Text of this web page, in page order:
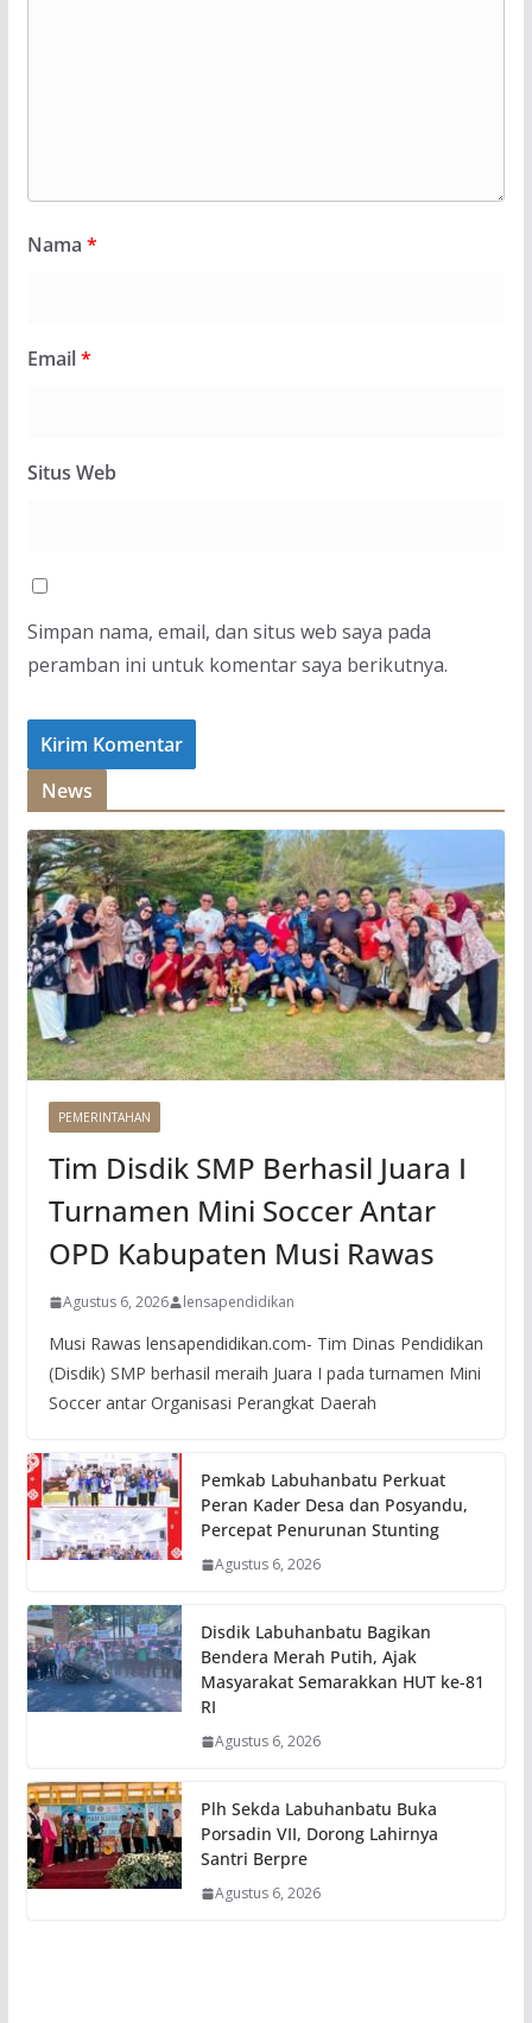
Nama *
Email*
Situs Web
Simpan nama, email, dan situs web saya pada
peramban ini untuk komentar saya berikutnya.
News
PEMERINTAHAN
Tim Disdik SMP Berhasil Juara I
Turnamen Mini Soccer Antar
OPD Kabupaten Musi Rawas
Agustus 6, 2026 lensapendidikan
Musi Rawas lensapendidikan.com- Tim Dinas Pendidikan
(Disdik) SMP berhasil meraih Juara I pada turnamen Mini
Soccer antar Organisasi Perangkat Daerah
Pemkab Labuhanbatu Perkuat
Peran Kader Desa dan Posyandu,
Percepat Penurunan Stunting
Agustus 6, 2026
Disdik Labuhanbatu Bagikan
Bendera Merah Putih, Ajak
Masyarakat Semarakkan HUT ke-81
RI
Agustus 6, 2026
Plh Sekda Labuhanbatu Buka
Porsadin VII, Dorong Lahirnya
Santri Berpre
Agustus 6, 2026